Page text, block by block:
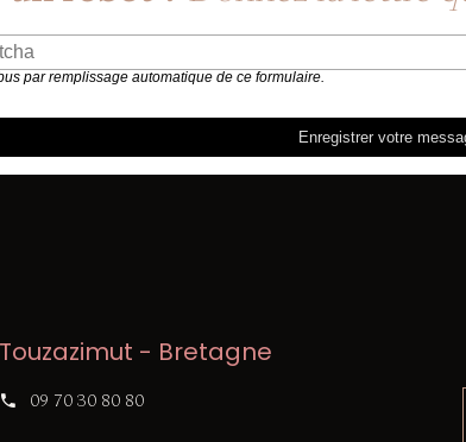
par remplissage automatique de ce formulaire.
Touzazimut - Bretagne
09 70 30 80 80